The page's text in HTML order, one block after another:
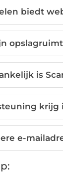
biedt
is
krijg
e-